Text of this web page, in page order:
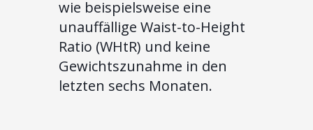
wie beispielsweise eine
unauffällige Waist-to-Height
Ratio (WHtR) und keine
Gewichtszunahme in den
letzten sechs Monaten.